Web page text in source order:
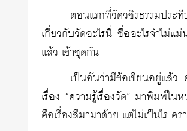
ตอนแรกที่วัดวชิรธรรมประ
เกี่ยวกับวัดอะไรนี่ ชื่ออะไรจำไม่
แล้ว เข้าชุดกัน
เป็นอันว่ามีข้อเขียนอยู่แล้ว
เรื่อง “ความรู้เรื่องวัด” มาพิมพ์ใน
คือเรื่องสีมามาด้วย แต่ไม่เป็นไร